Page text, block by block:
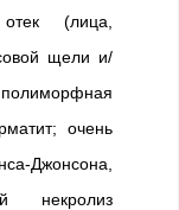
(лица,
щели и/
очень
Джонсона,
некролиз